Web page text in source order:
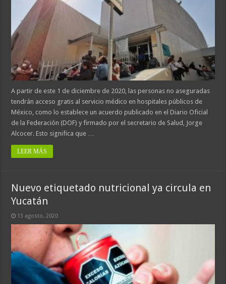
A partir de este 1 de diciembre de 2020, las personas no aseguradas
tendrán acceso gratis al servicio médico en hospitales públicos de
México, como lo establece un acuerdo publicado en el Diario Oficial
de la Federación (DOF) y firmado por el secretario de Salud, Jorge
Alcocer. Esto significa que …
LEER MÁS
Nuevo etiquetado nutricional ya circula en
Yucatán
13 agosto, 2020